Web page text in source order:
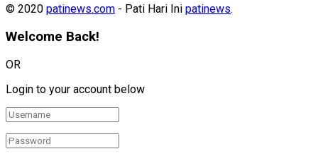
© 2020 patinews.com - Pati Hari Ini patinews.
Welcome Back!
OR
Login to your account below